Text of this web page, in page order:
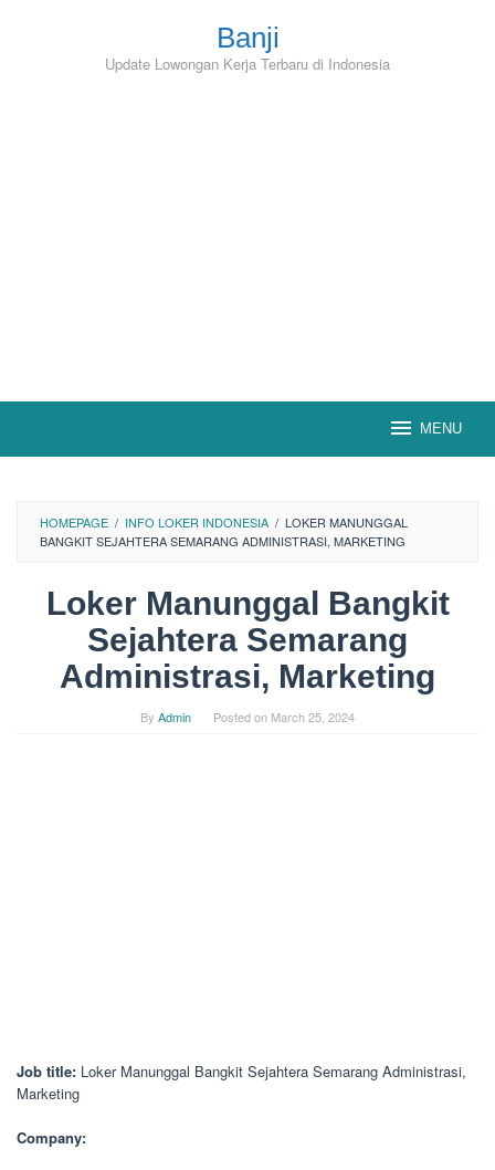
Banji
Update Lowongan Kerja Terbaru di Indonesia
MENU
HOMEPAGE / INFO LOKER INDONESIA / LOKER MANUNGGAL
BANGKIT SEJAHTERA SEMARANG ADMINISTRASI, MARKETING
Loker Manunggal Bangkit
Sejahtera Semarang
Administrasi, Marketing
By Admin Posted on March 25, 2024
Job title: Loker Manunggal Bangkit Sejahtera Semarang Administrasi,
Marketing
Company: